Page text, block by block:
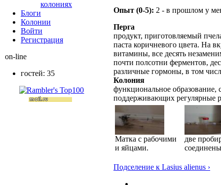
Опыт (0-5): 2 - в прошлом у
Перга
продукт, приготовляемый
паста коричневого цвета. На
витамины, все десять
почти полсотни ферментов,
различные гормоны, в том
Колония
функциональное образование,
поддерживающих регулярные
Матка с рабочими
и яйцами.
две
Подселение к Lasius alienus ›
колониях
Блоги
Колонии
Войти
Peгиcтpaция
on-line
гостей: 35